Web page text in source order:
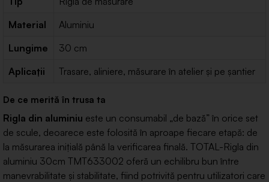
Material
Aluminiu
Lungime
30 cm
Aplicații
Trasare, aliniere, măsurare în atelier și pe șantier
De ce merită în trusa ta
Rigla din aluminiu este un consumabil „de bază” în orice set
de scule, deoarece este folosită în aproape fiecare etapă: de
la măsurarea inițială până la verificarea finală. TOTAL-Rigla din
aluminiu 30cm TMT633002 oferă un echilibru bun între
manevrabilitate și stabilitate, fiind potrivită pentru utilizatori care